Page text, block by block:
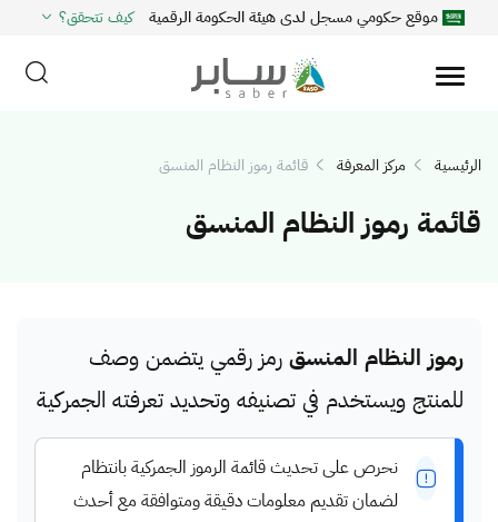
موقع حكومي مسجل لدى هيئة الحكومة الرقمية كيف تتحقق؟
الرئيسية مركز المعرفة قائمة رموز النظام المنسق
قائمة رموز النظام المنسق
رموز النظام المنسق رمز رقمي يتضمن وصف
للمنتج ويستخدم في تصنيفه وتحديد تعرفته الجمركية
نحرص على تحديث قائمة الرموز الجمركية بانتظام
لضمان تقديم معلومات دقيقة ومتوافقة مع أحدث